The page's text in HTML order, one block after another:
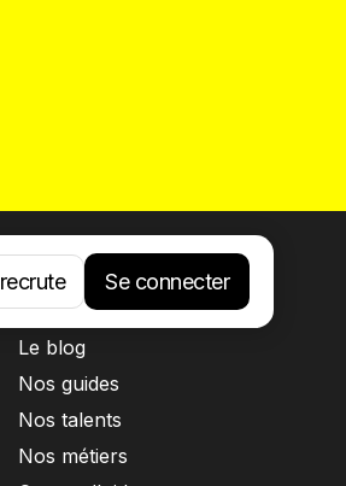
Se connecter
Ressources
Le blog
Nos guides
Nos talents
Nos métiers